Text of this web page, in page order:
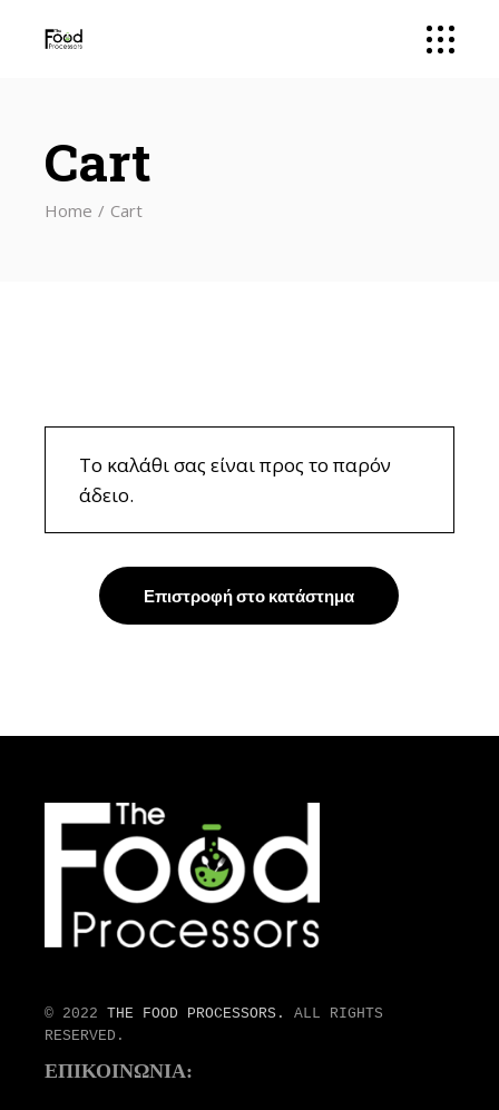
Cart
Home Cart
Το καλάθι σας είναι προς το παρόν
άδειο.
Επιστροφή στο κατάστημα
© 2022THE FOOD PROCESSORS.
ALL RIGHTS
RESERVED.
ΕΠΙΚΟΙΝΩΝΙΑ: